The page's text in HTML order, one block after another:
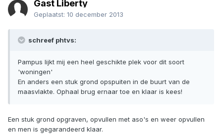
Gast Liberty
Geplaatst: 10 december 2013
schreef phtvs:
Pampus lijkt mij een heel geschikte plek voor dit soort
'woningen'
En anders een stuk grond opspuiten in de buurt van de
maasvlakte. Ophaal brug ernaar toe en klaar is kees!
Een stuk grond opgraven, opvullen met aso's en weer opvullen
en men is gegarandeerd klaar.